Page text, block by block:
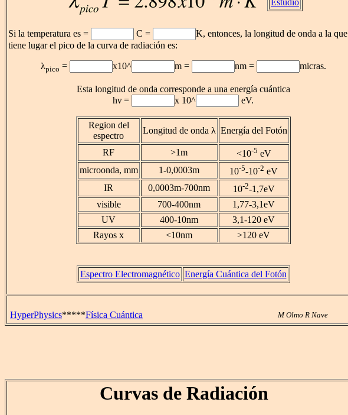
Estudio
Si la temperatura es = C =
K, entonces, la longitud de onda a la que
tiene lugar el pico de la curva de radiación es:
λpico = x10^ m = nm = micras.
Esta longitud de onda corresponde a una energía cuántica
hν =
x 10^ eV.
Region del
espectro
Longitud de onda λ Energía del Fotón
RF >1m <10-5 eV
microonda, mm
1-0,0003m 10-5-10-2 eV
IR
0,0003m-700nm 10-2-1,7eV
visible
700-400nm
1,77-3,1eV
UV
400-10nm
3,1-120 eV
Rayos x
<10nm >120 eV
Espectro Electromagnético Energía Cuántica del Fotón
HyperPhysics*****Física Cuántica M Olmo R Nave
Curvas de Radiación